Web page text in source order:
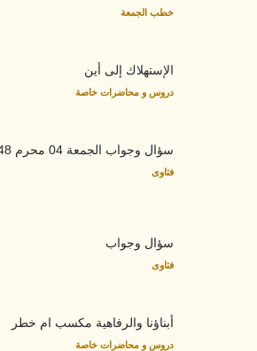
خطب الجمعة
الإستهلاك إلى أين
دروس و محاضرات خاصة
سؤال وجواب الجمعة 04 محرم 1448هـ
فتاوى
سؤال وجواب
فتاوى
أبناؤنا والرفاهية مكسب ام خطر
دروس و محاضرات خاصة